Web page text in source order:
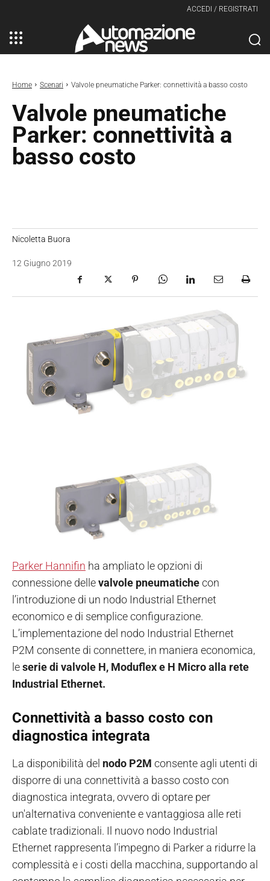
ACCEDI / REGISTRATI
Home Scenari Valvole pneumatiche Parker: connettività a basso costo
Valvole pneumatiche
Parker: connettività a
basso costo
Nicoletta Buora
12 Giugno 2019
Parker Hannifin ha ampliato le opzioni di
connessione dellevalvole pneumatichecon
l’introduzione di un nodo Industrial Ethernet
economico e di semplice configurazione.
L’implementazione del nodo Industrial Ethernet
P2M consente di connettere, in maniera economica,
leserie di valvole H, Moduflex e H Micro alla rete
Industrial Ethernet.
Connettività a basso costo con
diagnostica integrata
La disponibilità del nodo P2M consente agli utenti di
disporre di una connettività a basso costo con
diagnostica integrata, ovvero di optare per
un'alternativa conveniente e vantaggiosa alle reti
cablate tradizionali. Il nuovo nodo Industrial
Ethernet rappresenta l’impegno di Parker a ridurre la
complessità e i costi della macchina, supportando al